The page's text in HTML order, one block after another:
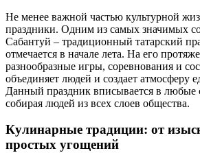
Не менее важной частью культурной
праздники. Одним из самых значимых
Сабантуй – традиционный татарский
отмечается в начале лета. На его
разнообразные игры, соревнования и
объединяет людей и создает атмосферу
Данный праздник вписывается в любые
собирая людей из всех слоев общества.
Кулинарные традиции: от
простых угощений